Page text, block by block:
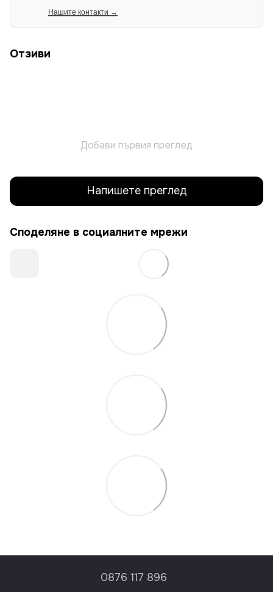
Нашите контакти →
Отзиви
Добави първия преглед
Напишете преглед
Споделяне в социалните мрежи
0876 117 896